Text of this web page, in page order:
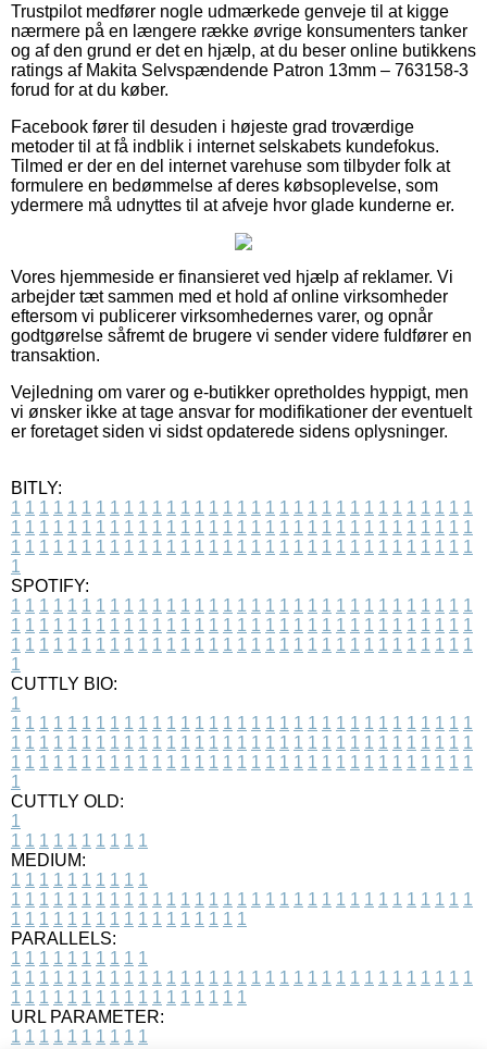
Trustpilot medfører nogle udmærkede genveje til at kigge
nærmere på en længere række øvrige konsumenters tanker
og af den grund er det en hjælp, at du beser online butikkens
ratings af Makita Selvspændende Patron 13mm – 763158-3
forud for at du køber.
Facebook fører til desuden i højeste grad troværdige
metoder til at få indblik i internet selskabets kundefokus.
Tilmed er der en del internet varehuse som tilbyder folk at
formulere en bedømmelse af deres købsoplevelse, som
ydermere må udnyttes til at afveje hvor glade kunderne er.
Vores hjemmeside er finansieret ved hjælp af reklamer. Vi
arbejder tæt sammen med et hold af online virksomheder
eftersom vi publicerer virksomhedernes varer, og opnår
godtgørelse såfremt de brugere vi sender videre fuldfører en
transaktion.
Vejledning om varer og e-butikker opretholdes hyppigt, men
vi ønsker ikke at tage ansvar for modifikationer der eventuelt
er foretaget siden vi sidst opdaterede sidens oplysninger.
BITLY:
1 1 1 1 1 1 1 1 1 1 1 1 1 1 1 1 1 1 1 1 1 1 1 1 1 1 1 1 1 1 1 1 1
1 1 1 1 1 1 1 1 1 1 1 1 1 1 1 1 1 1 1 1 1 1 1 1 1 1 1 1 1 1 1 1 1
1 1 1 1 1 1 1 1 1 1 1 1 1 1 1 1 1 1 1 1 1 1 1 1 1 1 1 1 1 1 1 1 1
1
SPOTIFY:
1 1 1 1 1 1 1 1 1 1 1 1 1 1 1 1 1 1 1 1 1 1 1 1 1 1 1 1 1 1 1 1 1
1 1 1 1 1 1 1 1 1 1 1 1 1 1 1 1 1 1 1 1 1 1 1 1 1 1 1 1 1 1 1 1 1
1 1 1 1 1 1 1 1 1 1 1 1 1 1 1 1 1 1 1 1 1 1 1 1 1 1 1 1 1 1 1 1 1
1
CUTTLY BIO:
1
1 1 1 1 1 1 1 1 1 1 1 1 1 1 1 1 1 1 1 1 1 1 1 1 1 1 1 1 1 1 1 1 1
1 1 1 1 1 1 1 1 1 1 1 1 1 1 1 1 1 1 1 1 1 1 1 1 1 1 1 1 1 1 1 1 1
1 1 1 1 1 1 1 1 1 1 1 1 1 1 1 1 1 1 1 1 1 1 1 1 1 1 1 1 1 1 1 1 1
1
CUTTLY OLD:
1
1 1 1 1 1 1 1 1 1 1
MEDIUM:
1 1 1 1 1 1 1 1 1 1
1 1 1 1 1 1 1 1 1 1 1 1 1 1 1 1 1 1 1 1 1 1 1 1 1 1 1 1 1 1 1 1 1
1 1 1 1 1 1 1 1 1 1 1 1 1 1 1 1 1
PARALLELS:
1 1 1 1 1 1 1 1 1 1
1 1 1 1 1 1 1 1 1 1 1 1 1 1 1 1 1 1 1 1 1 1 1 1 1 1 1 1 1 1 1 1 1
1 1 1 1 1 1 1 1 1 1 1 1 1 1 1 1 1
URL PARAMETER:
1 1 1 1 1 1 1 1 1 1